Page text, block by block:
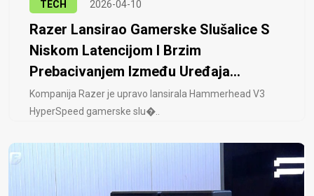
TECH 2026-04-10
Razer Lansirao Gamerske Slušalice S
Niskom Latencijom I Brzim
Prebacivanjem Između Uređaja...
Kompanija Razer je upravo lansirala Hammerhead V3
HyperSpeed ​​gamerske slu�..